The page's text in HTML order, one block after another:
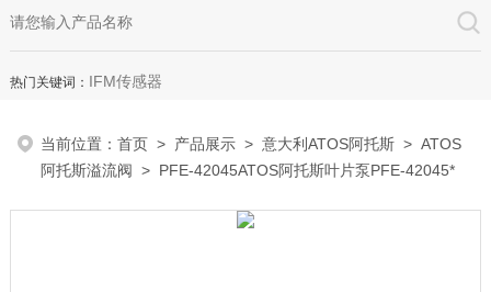
热门关键词： IFM传感器
当前位置：首页 > 产品展示 >意大利ATOS阿托斯 >ATOS
阿托斯溢流阀 > PFE-42045ATOS阿托斯叶片泵PFE-42045*